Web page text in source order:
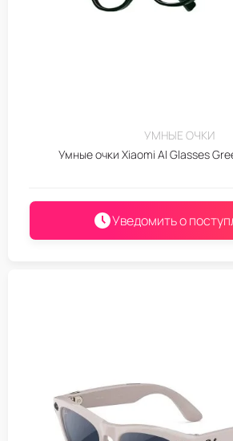
УМНЫЕ ОЧКИ
Умные очки Xiaomi AI Glasses
Уведомить о